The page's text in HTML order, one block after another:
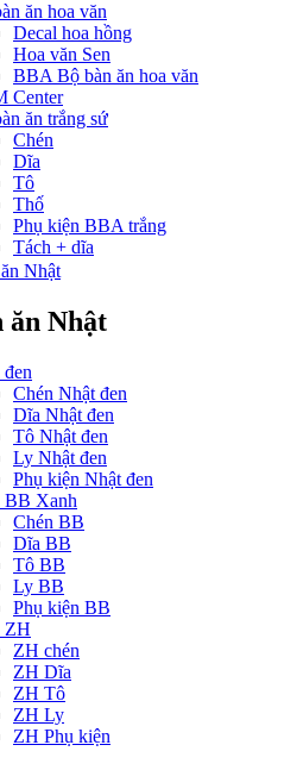
ăn hoa văn
Decal hoa hồng
Hoa văn Sen
BBA Bộ bàn ăn hoa văn
Center
ăn trắng sứ
Chén
Dĩa
Tô
Thố
Phụ kiện BBA trắng
Tách + dĩa
Nhật
ăn Nhật
Chén Nhật đen
Dĩa Nhật đen
Tô Nhật đen
Ly Nhật đen
Phụ kiện Nhật đen
BB Xanh
Chén BB
Dĩa BB
Tô BB
Ly BB
Phụ kiện BB
ZH
ZH chén
ZH Dĩa
ZH Tô
ZH Ly
ZH Phụ kiện